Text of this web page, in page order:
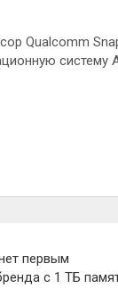
Qualcomm
систему
первым
с 1 ТБ